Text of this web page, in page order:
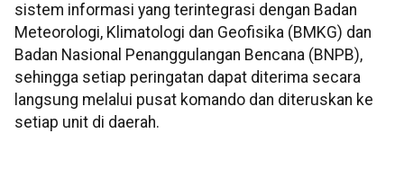
sistem informasi yang terintegrasi dengan Badan
Meteorologi, Klimatologi dan Geofisika (BMKG) dan
Badan Nasional Penanggulangan Bencana (BNPB),
sehingga setiap peringatan dapat diterima secara
langsung melalui pusat komando dan diteruskan ke
setiap unit di daerah.